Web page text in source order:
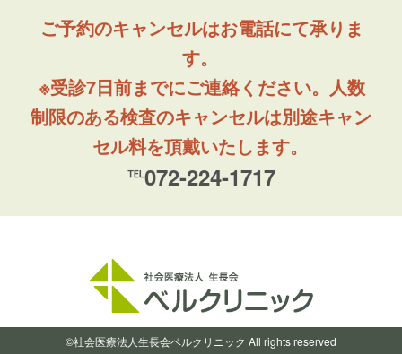
ご予約のキャンセルはお電話にて承りま
す。
※受診7日前までにご連絡ください。人数
制限のある検査のキャンセルは別途キャン
セル料を頂戴いたします。
℡072-224-1717
©社会医療法人生長会ベルクリニック All rights reserved